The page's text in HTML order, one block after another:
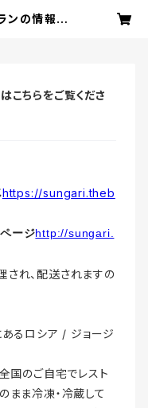
ンの情報は
こちらをご覧くださ
https://sungari.theb
ージhttp://sungari.
れ、配送されますの
あるロシア / ジョージ
国のご自宅でレスト
まま冷凍・冷蔵して